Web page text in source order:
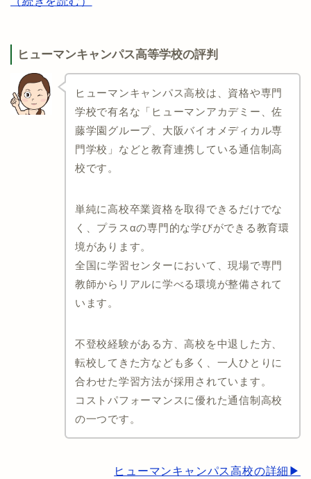
ヒューマンキャンパス高等学校の評判
ヒューマンキャンパス高校は、資格や専門
学校で有名な「ヒューマンアカデミー、佐
藤学園グループ、大阪バイオメディカル専
門学校」などと教育連携している通信制高
校です。
単純に高校卒業資格を取得できるだけでな
く、プラスαの専門的な学びができる教育環
境があります。
全国に学習センターにおいて、現場で専門
教師からリアルに学べる環境が整備されて
います。
不登校経験がある方、高校を中退した方、
転校してきた方なども多く、一人ひとりに
合わせた学習方法が採用されています。
コストパフォーマンスに優れた通信制高校
の一つです。
ヒューマンキャンパス高校の詳細▶︎